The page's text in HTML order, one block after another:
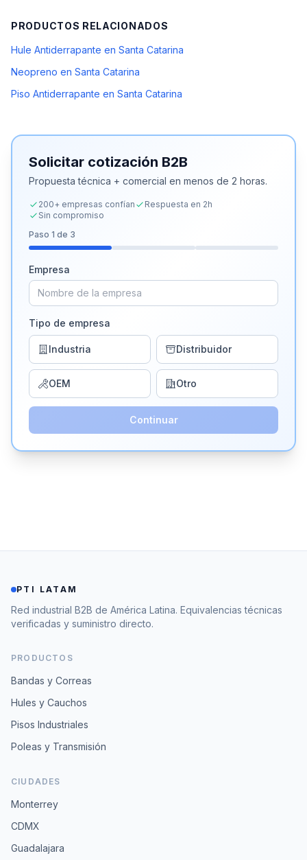
PRODUCTOS RELACIONADOS
Hule Antiderrapante en Santa Catarina
Neopreno en Santa Catarina
Piso Antiderrapante en Santa Catarina
Solicitar cotización B2B
Propuesta técnica + comercial en menos de 2 horas.
200+ empresas confían
Respuesta en 2h
Sin compromiso
Paso 1 de 3
Empresa
Tipo de empresa
Industria Distribuidor
OEM Otro
Continuar
PTI LATAM
Red industrial B2B de América Latina. Equivalencias técnicas
verificadas y suministro directo.
PRODUCTOS
Bandas y Correas
Hules y Cauchos
Pisos Industriales
Poleas y Transmisión
CIUDADES
Monterrey
CDMX
Guadalajara